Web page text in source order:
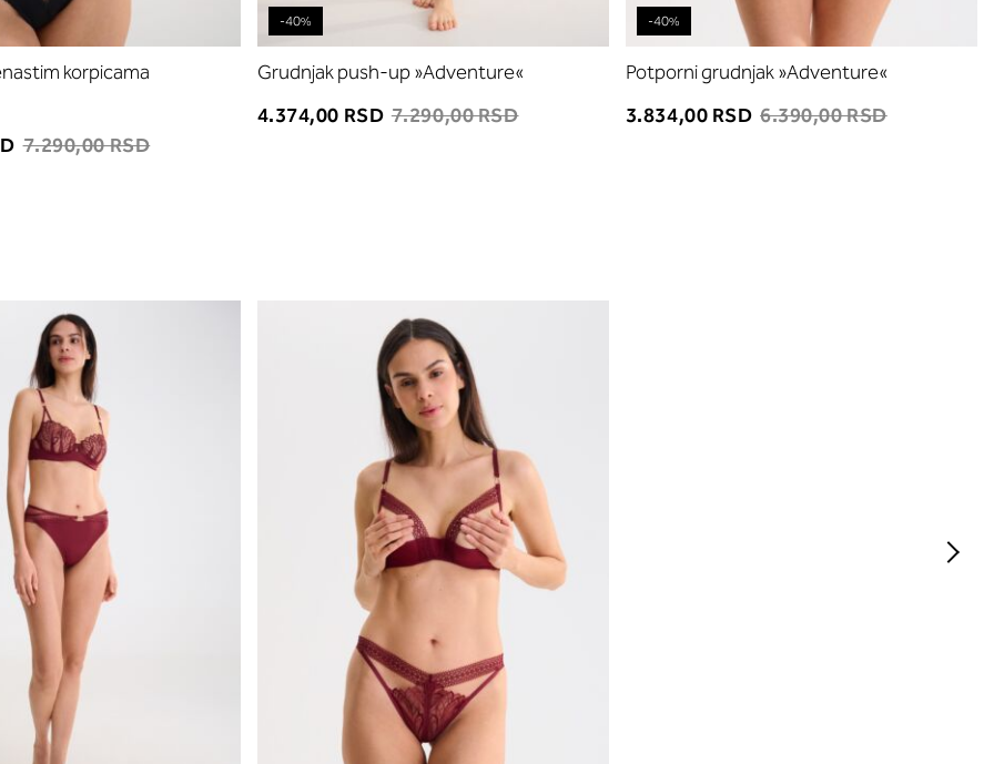
korpicama
7.290,00 RSD
-40%
Grudnjak push-up »Adventure«
4.374,00 RSD 7.290,00 RSD
-40%
Potporni grudnjak »Adventure«
3.834,00 RSD 6.390,00 RSD